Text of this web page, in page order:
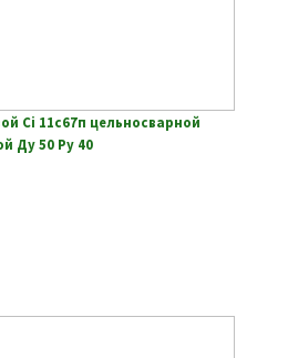
Ci 11с67п цельносварной
Ду 50 Ру 40